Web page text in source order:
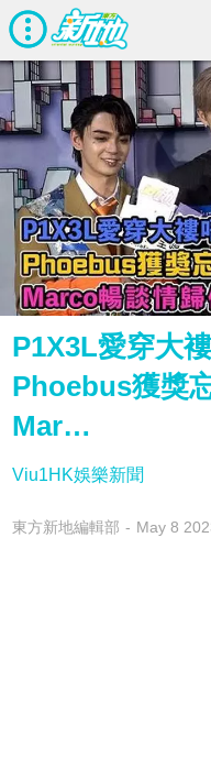
P1X3L愛穿大
Phoebus獲獎
Mar…
Viu1HK娛樂新聞
東方新地編輯部 May 8